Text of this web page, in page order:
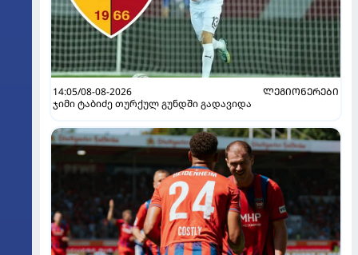
14:05/08-08-2026
ᲚᲔᲒᲘᲝᲜᲔᲠᲔᲑᲘ
ჯიმი ტაბიძე თურქულ გუნდში გადავიდა